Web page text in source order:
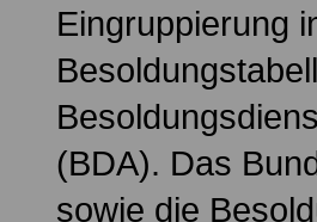
Eingruppierung
(BDA). Das
sowie die